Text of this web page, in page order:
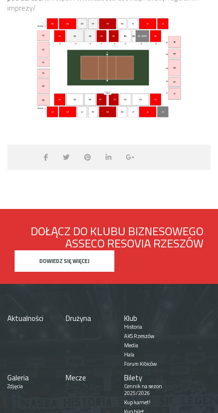
imprezy/
DOŁĄCZ DO KLUBU BIZNESOWEGO
ASSECO RESOVIA RZESZÓW
DOWIEDZ SIĘ WIĘCEJ
Aktualności Drużyna Klub
Historia
AKS Rzeszów
Media
Hala
Forum Kibiców
Galeria
Zdjęcia
Mecze Bilety
Cennik na sezon
2025/2026
Kup karnet!